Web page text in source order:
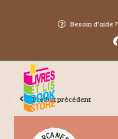
Besoin d'aide ?
Produit précédent